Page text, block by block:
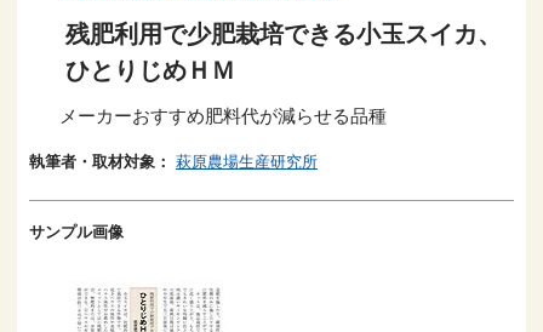
残肥利用で少肥栽培できる小玉スイカ、
ひとりじめＨＭ
メーカーおすすめ肥料代が減らせる品種
執筆者・取材対象： 萩原農場生産研究所
サンプル画像